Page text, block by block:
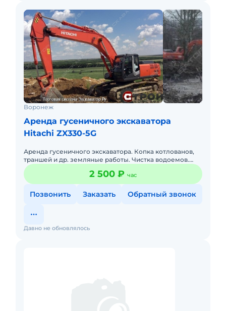
Воронеж
Аренда гусеничного экскаватора
Hitachi ZX330-5G
Аренда гусеничного экскаватора. Копка котлованов,
траншей и др. земляные работы. Чистка водоемов.
Любые объемы. Быстро, Качественно. Опытный
машинист. Нал/безн 2 500 ₽ час
Позвонить Заказать Обратный звонок
Давно не обновлялось